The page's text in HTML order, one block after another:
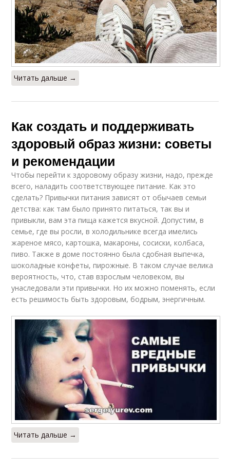
Читать дальше →
Как создать и поддерживать
здоровый образ жизни: советы
и рекомендации
Чтобы перейти к здоровому образу жизни, надо, прежде
всего, наладить соответствующее питание. Как это
сделать? Привычки питания зависят от обычаев семьи
детства: как там было принято питаться, так вы и
привыкли, вам эта пища кажется вкусной. Допустим, в
семье, где вы росли, в холодильнике всегда имелись
жареное мясо, картошка, макароны, сосиски, колбаса,
пиво. Также в доме постоянно была сдобная выпечка,
шоколадные конфеты, пирожные. В таком случае велика
вероятность, что, став взрослым человеком, вы
унаследовали эти привычки. Но их можно поменять, если
есть решимость быть здоровым, бодрым, энергичным.
Читать дальше →